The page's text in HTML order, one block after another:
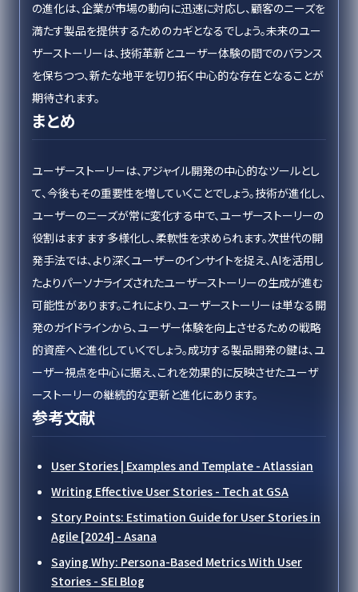
の進化は、企業が市場の動向に迅速に対応し、顧客のニーズを
満たす製品を提供するためのカギとなるでしょう。未来のユー
ザーストーリーは、技術革新とユーザー体験の間でのバランス
を保ちつつ、新たな地平を切り拓く中心的な存在となることが
期待されます。
まとめ
ユーザーストーリーは、アジャイル開発の中心的なツールとし
て、今後もその重要性を増していくことでしょう。技術が進化し、
ユーザーのニーズが常に変化する中で、ユーザーストーリーの
役割はますます多様化し、柔軟性を求められます。次世代の開
発手法では、より深くユーザーのインサイトを捉え、AIを活用し
たよりパーソナライズされたユーザーストーリーの生成が進む
可能性があります。これにより、ユーザーストーリーは単なる開
発のガイドラインから、ユーザー体験を向上させるための戦略
的資産へと進化していくでしょう。成功する製品開発の鍵は、ユ
ーザー視点を中心に据え、これを効果的に反映させたユーザ
ーストーリーの継続的な更新と進化にあります。
参考文献
User Stories | Examples and Template - Atlassian
Writing Effective User Stories - Tech at GSA
Story Points: Estimation Guide for User Stories in
Agile [2024] - Asana
Saying Why: Persona-Based Metrics With User
Stories - SEI Blog